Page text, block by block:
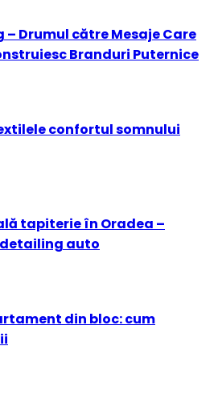
Drumul către Mesaje Care
Branduri Puternice
confortul somnului
tapiterie în Oradea –
auto
din bloc: cum